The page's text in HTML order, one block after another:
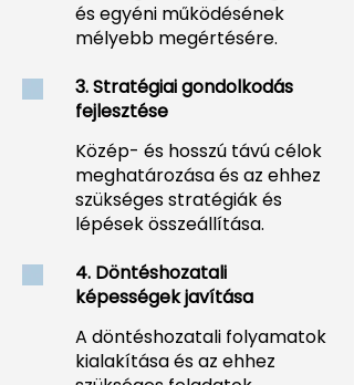
és egyéni működésének
mélyebb megértésére.
3. Stratégiai gondolkodás
fejlesztése
Közép- és hosszú távú célok
meghatározása és az ehhez
szükséges stratégiák és
lépések összeállítása.
4. Döntéshozatali
képességek javítása
A döntéshozatali folyamatok
kialakítása és az ehhez